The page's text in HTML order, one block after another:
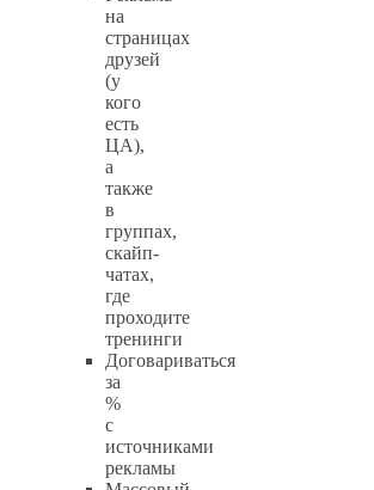
на
страницах
друзей
(у
кого
есть
ЦА),
а
также
в
группах,
скайп-
чатах,
где
проходите
тренинги
Договариваться
за
%
с
источниками
рекламы